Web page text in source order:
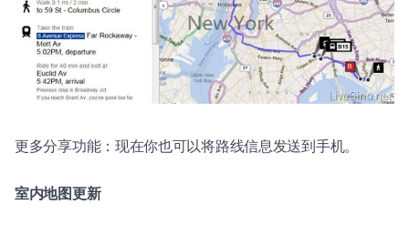
更多分享功能：现在你也可以将路线信息发送到手机。
室内地图更新